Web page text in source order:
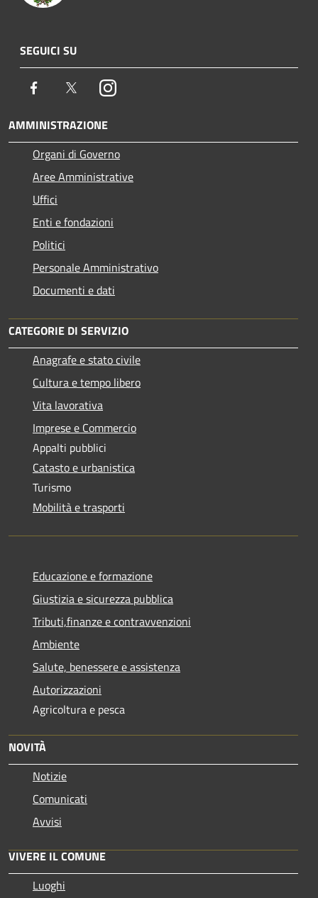
SEGUICI SU
Facebook TwitterInstagram
AMMINISTRAZIONE
Organi di Governo
Aree Amministrative
Uffici
Enti e fondazioni
Politici
Personale Amministrativo
Documenti e dati
CATEGORIE DI SERVIZIO
Anagrafe e stato civile
Cultura e tempo libero
Vita lavorativa
Imprese e Commercio
Appalti pubblici
Catasto e urbanistica
Turismo
Mobilità e trasporti
Educazione e formazione
Giustizia e sicurezza pubblica
Tributi,finanze e contravvenzioni
Ambiente
Salute, benessere e assistenza
Autorizzazioni
Agricoltura e pesca
NOVITÀ
Notizie
Comunicati
Avvisi
VIVERE IL COMUNE
Luoghi